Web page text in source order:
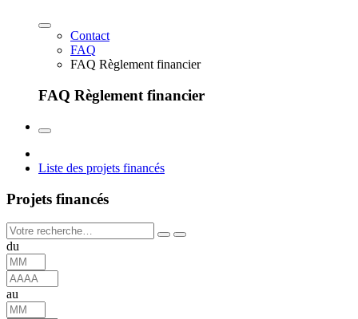
Contact
FAQ
FAQ Règlement financier
FAQ Règlement financier
Liste des projets financés
Projets financés
du
au